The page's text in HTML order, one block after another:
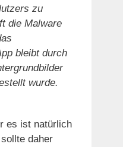
zu
die Malware
bleibt durch
wurde.
es ist natürlich
daher